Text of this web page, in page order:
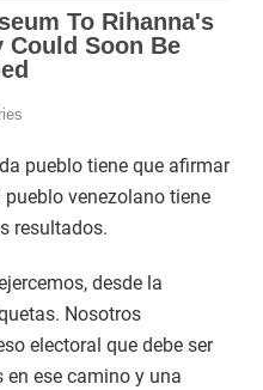
pueblo tiene que afirmar
venezolano tiene
resultados.
desde la
Nosotros
electoral que debe ser
en ese camino y una